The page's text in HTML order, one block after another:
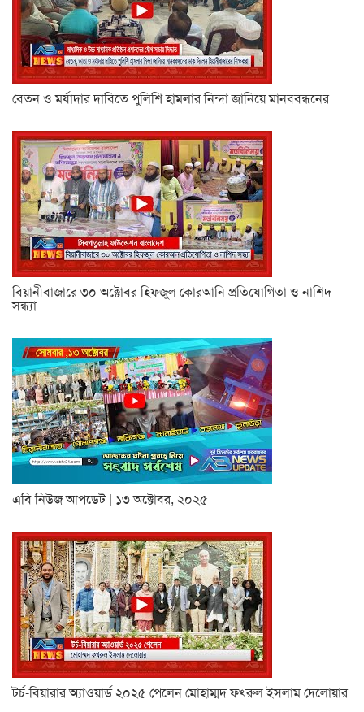
বেতন ও মর্যাদার দাবিতে পুলিশি হামলার নিন্দা জানিয়ে মানববন্ধনের
বিয়ানীবাজারে ৩০ অক্টোবর হিফজুল কোরআনি প্রতিযোগিতা ও নাশিদ
সন্ধ্যা
এবি নিউজ আপডেট | ১৩ অক্টোবর, ২০২৫
টর্চ-বিয়ারার অ্যাওয়ার্ড ২০২৫ পেলেন মোহাম্মদ ফখরুল ইসলাম দেলোয়ার